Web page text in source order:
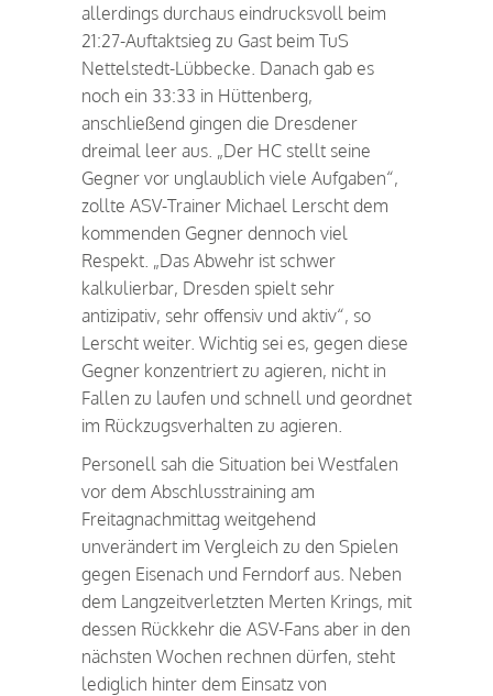
allerdings durchaus eindrucksvoll beim
21:27-Auftaktsieg zu Gast beim TuS
Nettelstedt-Lübbecke. Danach gab es
noch ein 33:33 in Hüttenberg,
anschließend gingen die Dresdener
dreimal leer aus. „Der HC stellt seine
Gegner vor unglaublich viele Aufgaben“,
zollte ASV-Trainer Michael Lerscht dem
kommenden Gegner dennoch viel
Respekt. „Das Abwehr ist schwer
kalkulierbar, Dresden spielt sehr
antizipativ, sehr offensiv und aktiv“, so
Lerscht weiter. Wichtig sei es, gegen diese
Gegner konzentriert zu agieren, nicht in
Fallen zu laufen und schnell und geordnet
im Rückzugsverhalten zu agieren.
Personell sah die Situation bei Westfalen
vor dem Abschlusstraining am
Freitagnachmittag weitgehend
unverändert im Vergleich zu den Spielen
gegen Eisenach und Ferndorf aus. Neben
dem Langzeitverletzten Merten Krings, mit
dessen Rückkehr die ASV-Fans aber in den
nächsten Wochen rechnen dürfen, steht
lediglich hinter dem Einsatz von